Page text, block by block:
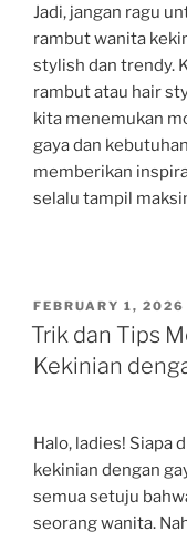
Jadi, jangan ragu
rambut wanita
stylish dan trendy.
rambut atau hair
kita menemukan
gaya dan
memberikan
selalu tampil
POSTED
ON
FEBRUARY 1, 2026
Trik dan Tips
Kekinian
Halo, ladies! Siapa
kekinian dengan
semua setuju
seorang wanita.